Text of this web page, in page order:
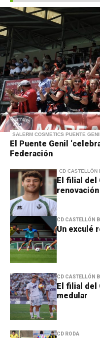
SALERM COSMETICS PUENTE
El Puente Genil
Federación
CD CASTELLÓN
El filial del
renovación
CD CASTELLÓN B
Un exculé
CD CASTELLÓN B
El filial del
medular
CD RODA